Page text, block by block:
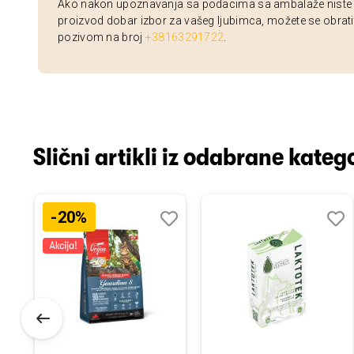
Ako nakon upoznavanja sa podacima sa ambalaže niste
proizvod dobar izbor za vašeg ljubimca, možete se
pozivom na broj +38163291722
Slični artikli iz odabrane
-20%